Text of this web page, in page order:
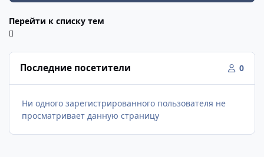
Перейти к списку тем
Последние посетители 0
Ни одного зарегистрированного пользователя не
просматривает данную страницу